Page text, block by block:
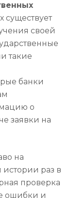
существует
своей
такие
банки
о
заявки на
на
раз в
проверка
ошибки и